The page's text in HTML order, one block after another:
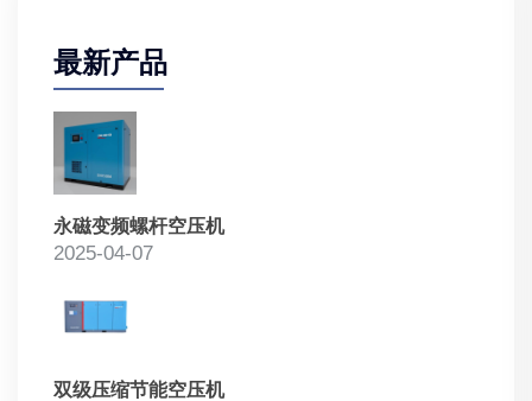
最新产品
永磁变频螺杆空压机
2025-04-07
双级压缩节能空压机